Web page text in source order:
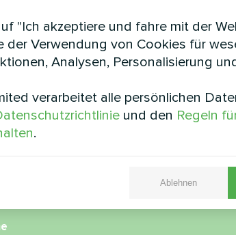
mit Mycond
Wärmepumpe
MCU
Wärmepumpe MyCond
MCU bietet eine robuste
für anspruchsvolle Einsätze
saubere
"Ich akzeptiere und fahre mit der
der Verwendung von Cookies für
Analysen, Personalisierung
verarbeitet alle persönlichen
und den Regeln
.
Ablehnen